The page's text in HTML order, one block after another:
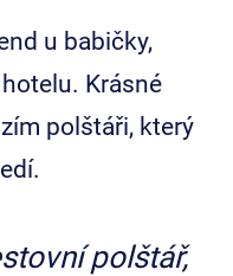
u babičky,
Krásné
polštáři, který
polštář,